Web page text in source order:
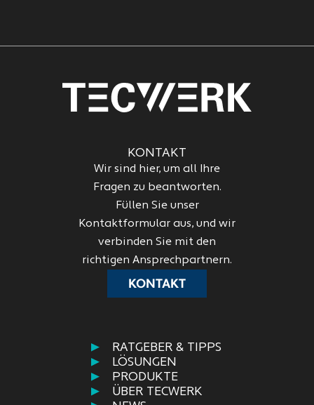
RATGEBER & TIPPS
LÖSUNGEN
PRODUKTE
ÜBER TECWERK
KONTAKT
Wir sind hier, um all Ihre
Fragen zu beantworten.
Füllen Sie unser
Kontaktformular aus, und wir
verbinden Sie mit den
richtigen Ansprechpartnern.
KONTAKT